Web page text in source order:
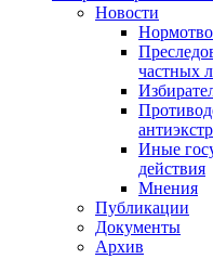
Новости
частных
Иные
действия
Мнения
Публикации
Документы
Архив